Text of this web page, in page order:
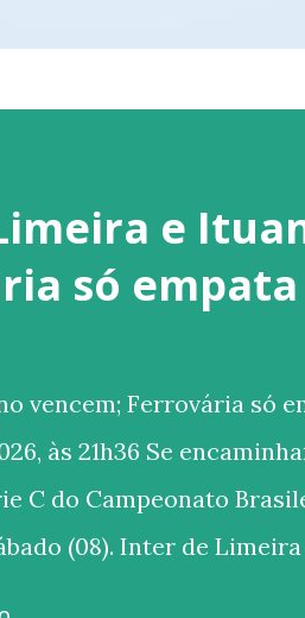
e
só empata
vencem; Ferrovária só
às 21h36 Se
C do Campeonato
(08). Inter de